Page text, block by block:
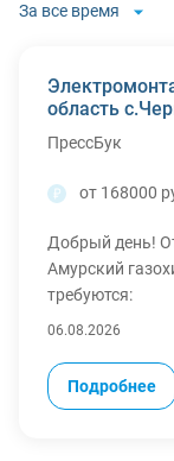
За все время
область
ПрессБук
от 168000
Добрый день!
Амурский
требуются:
мес.
Подробнее
06.08.2026